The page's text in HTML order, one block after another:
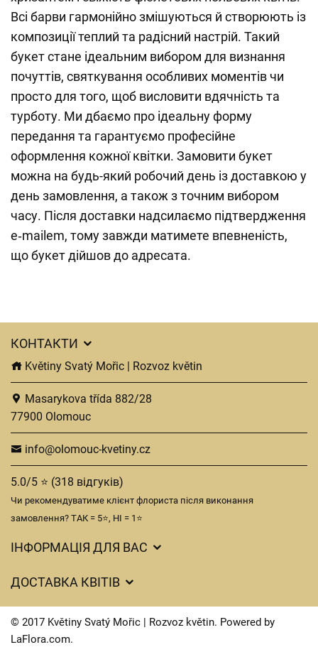
Всі барви гармонійно змішуються й створюють із
композиції теплий та радісний настрій. Такий
букет стане ідеальним вибором для визнання
почуттів, святкування особливих моментів чи
просто для того, щоб висловити вдячність та
турботу. Ми дбаємо про ідеальну форму
передання та гарантуємо професійне
оформлення кожної квітки. Замовити букет
можна на будь-який робочий день із доставкою у
день замовлення, а також з точним вибором
часу. Після доставки надсилаємо підтвердження
e‑mailem, тому завжди матимете впевненість,
що букет дійшов до адресата.
КОНТАКТИ
Květiny Svatý Mořic | Rozvoz květin
Masarykova třída 882/28
77900 Olomouc
info@olomouc-kvetiny.cz
5.0/5 ⭐ (318 відгуків)
Чи рекомендуватиме клієнт флориста після виконання
замовлення? ТАК = 5⭐, НІ = 1⭐
ІНФОРМАЦІЯ ДЛЯ ВАС
Захист персональних даних
Час доставки квітів – огляд можливостей
ДОСТАВКА КВІТІВ
Вартість доставки
Куди ми доставляємо квіти
© 2017 Květiny Svatý Mořic | Rozvoz květin. Powered by
LaFlora.com.